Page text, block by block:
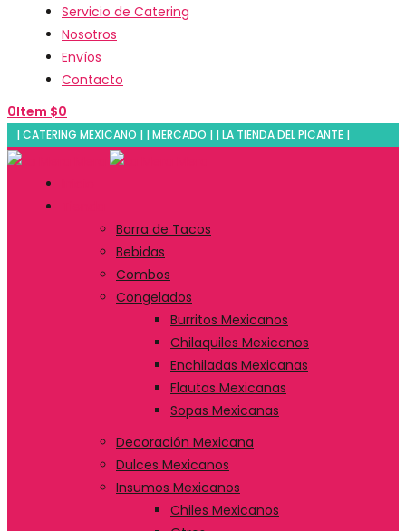
Servicio de Catering
Nosotros
Envíos
Contacto
0Item $0
| CATERING MEXICANO | | MERCADO | | LA TIENDA DEL PICANTE |
Barra de Tacos
Bebidas
Combos
Congelados
Burritos Mexicanos
Chilaquiles Mexicanos
Enchiladas Mexicanas
Flautas Mexicanas
Sopas Mexicanas
Decoración Mexicana
Dulces Mexicanos
Insumos Mexicanos
Chiles Mexicanos